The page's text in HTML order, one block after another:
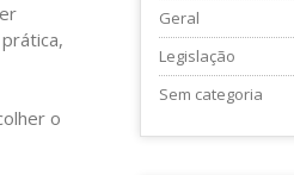
o
Geral
Legislação
Sem categoria